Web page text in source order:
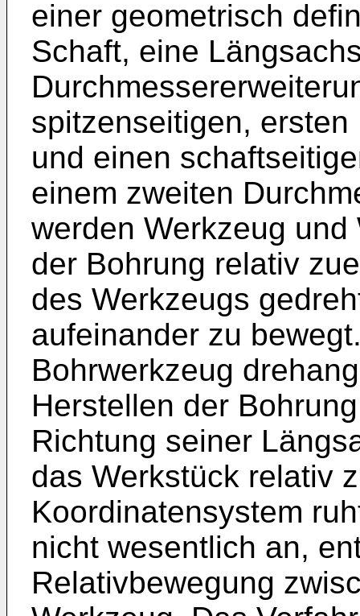
einer geometrisch
Schaft, eine
spitzenseitigen,
und einen
einem zweiten
werden Werkzeug
der Bohrung relativ
des Werkzeugs
aufeinander zu
Bohrwerkzeug
Herstellen der
Richtung seiner
das Werkstück relativ
Koordinatensystem
nicht wesentlich an,
Relativbewegung